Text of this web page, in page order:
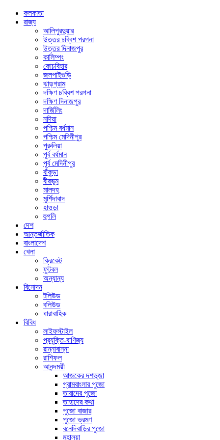
কলকাতা
রাজ্য
আলিপুরদুয়ার
উত্তর চব্বিশ পরগনা
উত্তর দিনাজপুর
কালিম্পং
কোচবিহার
জলপাইগুড়ি
ঝাড়গ্রাম
দক্ষিণ চব্বিশ পরগনা
দক্ষিণ দিনাজপুর
দার্জিলিং
নদিয়া
পশ্চিম বর্ধমান
পশ্চিম মেদিনীপুর
পুরুলিয়া
পূর্ব বর্ধমান
পূর্ব মেদিনীপুর
বাঁকুড়া
বীরভূম
মালদহ
মুর্শিদাবাদ
হাওড়া
হুগলি
দেশ
আন্তর্জাতিক
বাংলাদেশ
খেলা
ক্রিকেট
ফুটবল
অন্যান্য
বিনোদন
টলিউড
বলিউড
ধারাবাহিক
বিবিধ
লাইফস্টাইল
প্রযুক্তি-বাণিজ্য
রান্নাবান্না
রাশিফল
আনন্দময়ী
আজকের দশভূজা
গ্রামবাংলার পুজো
তারাদের পুজো
তাহাদের কথা
পুজো বাজার
পুজো ভ্রমণ
বনেদিবাড়ির পুজো
মহালয়া